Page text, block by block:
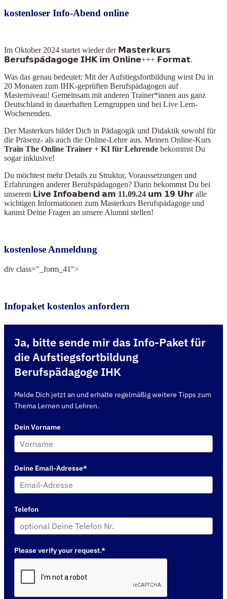
kostenloser Info-Abend online
Im Oktober 2024 startet wieder der 𝗠𝗮𝘀𝘁𝗲𝗿𝗸𝘂𝗿𝘀
𝗕𝗲𝗿𝘂𝗳𝘀𝗽𝗮̈𝗱𝗮𝗴𝗼𝗴𝗲 𝗜𝗛𝗞 𝗶𝗺 𝗢𝗻𝗹𝗶𝗻𝗲+++ 𝗙𝗼𝗿𝗺𝗮𝘁.
Was das genau bedeutet: Mit der Aufstiegsfortbildung wirst Du in
20 Monaten zum IHK-geprüften Berufspädagogen auf
Masterniveau! Gemeinsam mit anderen Trainer*innen aus ganz
Deutschland in dauerhaften Lerngruppen und bei Live Lern-
Wochenenden.
Der Masterkurs bildet Dich in Pädagogik und Didaktik sowohl für
die Präsenz- als auch die Online-Lehre aus. Meinen Online-Kurs
Train The Online Trainer + KI für Lehrende bekommst Du
sogar inklusive!
Du möchtest mehr Details zu Struktur, Voraussetzungen und
Erfahrungen anderer Berufspädagogen? Dann bekommst Du bei
unserem 𝗟𝗶𝘃𝗲 𝗜𝗻𝗳𝗼𝗮𝗯𝗲𝗻𝗱 𝗮𝗺 11.09.24 𝘂𝗺 𝟭𝟵 𝗨𝗵𝗿 alle
wichtigen Informationen zum Masterkurs Berufspädagoge und
kannst Deine Fragen an unsere Alumni stellen!
kostenlose Anmeldung
div class="_form_41">
Infopaket kostenlos anfordern
Ja, bitte sende mir das Info-Paket für
die Aufstiegsfortbildung
Berufspädagoge IHK
Melde Dich jetzt an und erhalte regelmäßig weitere Tipps zum
Thema Lernen und Lehren.
Dein Vorname
Deine Email-Adresse*
Telefon
Please verify your request.*